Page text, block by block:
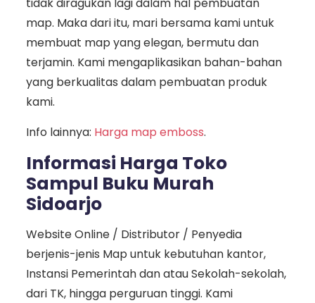
map. Maka dari itu, mari bersama kami untuk
membuat map yang elegan, bermutu dan
terjamin. Kami mengaplikasikan bahan-bahan
yang berkualitas dalam pembuatan produk
kami.
Info lainnya: Harga map emboss.
Informasi Harga Toko
Sampul Buku Murah
Sidoarjo
Website Online / Distributor / Penyedia
berjenis-jenis Map untuk kebutuhan kantor,
Instansi Pemerintah dan atau Sekolah-sekolah,
dari TK, hingga perguruan tinggi. Kami